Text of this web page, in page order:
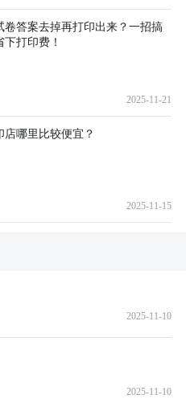
卷答案去掉再打印出来？一招搞
下打印费！
2025-11-21
店哪里比较便宜？
2025-11-15
2025-11-10
2025-11-10